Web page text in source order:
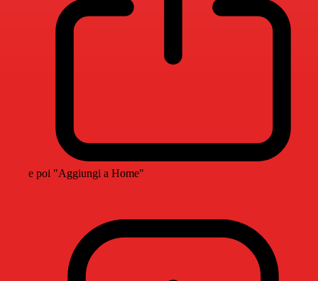
e poi "Aggiungi a Home"